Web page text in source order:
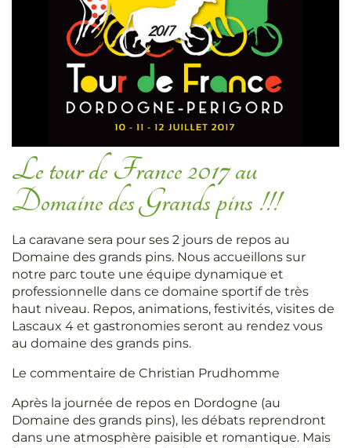
Le tour de France 2017 au
Domaine des Grands pins !!!
La caravane sera pour ses 2 jours de repos au
Domaine des grands pins. Nous accueillons sur
notre parc toute une équipe dynamique et
professionnelle dans ce domaine sportif de très
haut niveau. Repos, animations, festivités, visites de
Lascaux 4 et gastronomies seront au rendez vous
au domaine des grands pins.
Le commentaire de Christian Prudhomme
Après la journée de repos en Dordogne (au
Domaine des grands pins), les débats reprendront
dans une atmosphère paisible et romantique. Mais